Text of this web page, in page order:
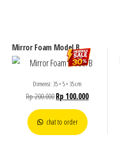
Mirror Foam Model B
Dimensi: 35 × 5 × 35 cm
Rp200.000Rp 100.000
chat to order